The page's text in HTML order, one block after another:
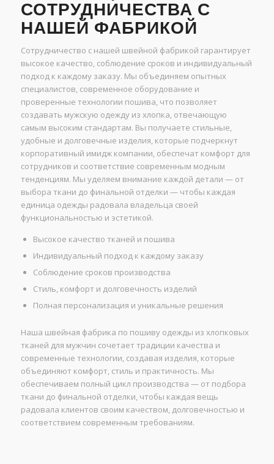
СОТРУДНИЧЕСТВА С
НАШЕЙ ФАБРИКОЙ
Сотрудничество с нашей швейной фабрикой гарантирует
высокое качество, соблюдение сроков и индивидуальный
подход к каждому заказу. Мы объединяем опытных
специалистов, современное оборудование и
проверенные технологии пошива, что позволяет
создавать мужскую одежду из хлопка, отвечающую
самым высоким стандартам. Вы получаете стильные,
удобные и долговечные изделия, которые подчеркнут
корпоративный имидж компании, обеспечат комфорт для
сотрудников и соответствие современным модным
тенденциям. Мы уделяем внимание каждой детали — от
выбора ткани до финальной отделки — чтобы каждая
единица одежды радовала владельца своей
функциональностью и эстетикой.
Высокое качество тканей и пошива
Индивидуальный подход к каждому заказу
Соблюдение сроков производства
Стиль, комфорт и долговечность изделий
Полная персонализация и уникальные решения
Наша швейная фабрика по пошиву одежды из хлопковых
тканей для мужчин сочетает традиции качества и
современные технологии, создавая изделия, которые
объединяют комфорт, стиль и практичность. Мы
обеспечиваем полный цикл производства — от подбора
ткани до финальной отделки, чтобы каждая вещь
радовала клиентов своим качеством, долговечностью и
соответствием современным требованиям.